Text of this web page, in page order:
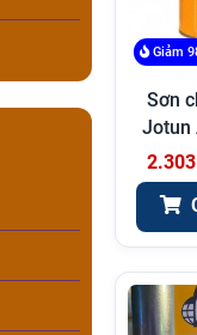
Giảm
Sơn
Jotun